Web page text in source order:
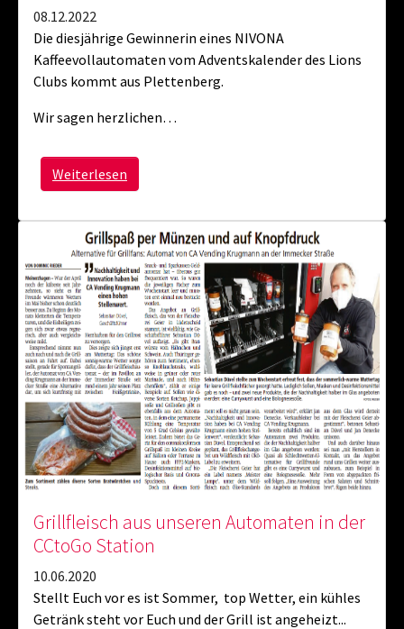
08.12.2022
Die diesjährige Gewinnerin eines NIVONA
Kaffeevollautomaten vom Adventskalender des Lions
Clubs kommt aus Plettenberg.
Wir sagen herzlichen…
Weiterlesen
Grillfleisch aus unseren Automaten in der
CCtoGo Station
10.06.2020
Stellt Euch vor es ist Sommer, top Wetter, ein kühles
Getränk steht vor Euch und der Grill ist angeheizt...